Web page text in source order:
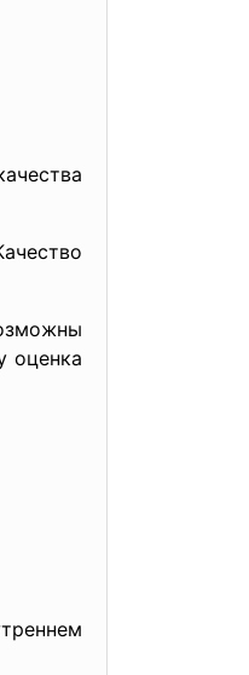
оценка